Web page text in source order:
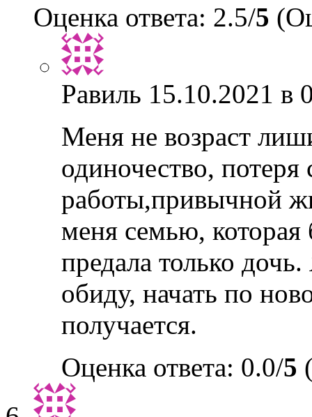
Оценка ответа: 2.5/5
Равиль 15.10.2021 в
Меня не возраст
одиночество,
работы,привычной
меня семью,
предала только
обиду, начать по
получается.
Оценка ответа: 0.0/5